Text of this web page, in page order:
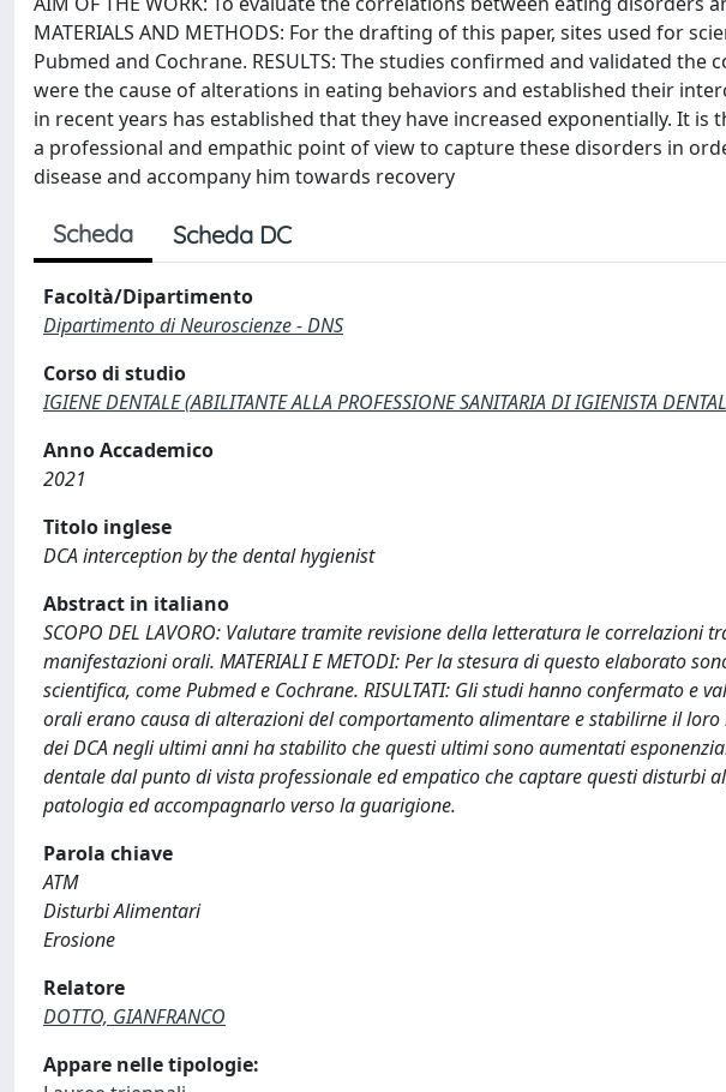
MATERIALS AND METHODS: For the drafting of this paper, sites used for
Pubmed and Cochrane. RESULTS: The studies confirmed and validated
were the cause of alterations in eating behaviors and established their
in recent years has established that they have increased exponentially. It
a professional and empathic point of view to capture these disorders in
disease and accompany him towards recovery
Scheda Scheda DC
Facoltà/Dipartimento
Dipartimento di Neuroscienze - DNS
Corso di studio
IGIENE DENTALE (ABILITANTE ALLA PROFESSIONE SANITARIA DI IGIENISTA
Anno Accademico
2021
Titolo inglese
DCA interception by the dental hygienist
Abstract in italiano
SCOPO DEL LAVORO: Valutare tramite revisione della letteratura le
manifestazioni orali. MATERIALI E METODI: Per la stesura di questo elaborato
scientifica, come Pubmed e Cochrane. RISULTATI: Gli studi hanno confermato e
orali erano causa di alterazioni del comportamento alimentare e stabilirne il loro
dei DCA negli ultimi anni ha stabilito che questi ultimi sono aumentati
dentale dal punto di vista professionale ed empatico che captare questi disturbi
patologia ed accompagnarlo verso la guarigione.
Parola chiave
ATM
Disturbi Alimentari
Erosione
Relatore
DOTTO, GIANFRANCO
Appare nelle tipologie: